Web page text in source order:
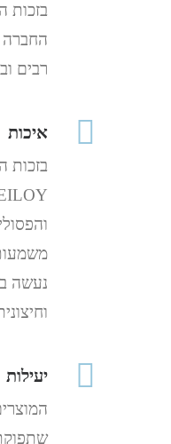
בזכות
החברה
רבים
איכות
בזכות
נעשה
יעילות